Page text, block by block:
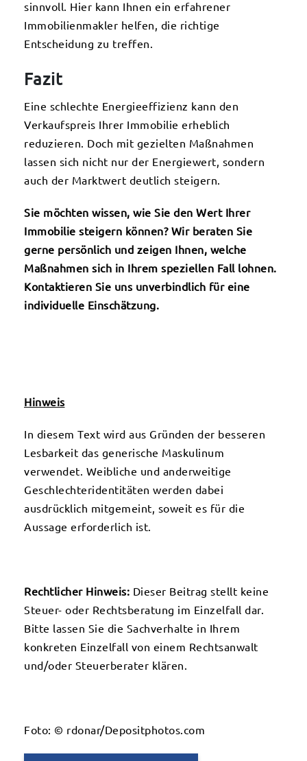
sinnvoll. Hier kann Ihnen ein erfahrener
Immobilienmakler helfen, die richtige
Entscheidung zu treffen.
Fazit
Eine schlechte Energieeffizienz kann den
Verkaufspreis Ihrer Immobilie erheblich
reduzieren. Doch mit gezielten Maßnahmen
lassen sich nicht nur der Energiewert, sondern
auch der Marktwert deutlich steigern.
Sie möchten wissen, wie Sie den Wert Ihrer
Immobilie steigern können? Wir beraten Sie
gerne persönlich und zeigen Ihnen, welche
Maßnahmen sich in Ihrem speziellen Fall lohnen.
Kontaktieren Sie uns unverbindlich für eine
individuelle Einschätzung.
Hinweis
In diesem Text wird aus Gründen der besseren
Lesbarkeit das generische Maskulinum
verwendet. Weibliche und anderweitige
Geschlechteridentitäten werden dabei
ausdrücklich mitgemeint, soweit es für die
Aussage erforderlich ist.
Rechtlicher Hinweis: Dieser Beitrag stellt keine
Steuer- oder Rechtsberatung im Einzelfall dar.
Bitte lassen Sie die Sachverhalte in Ihrem
konkreten Einzelfall von einem Rechtsanwalt
und/oder Steuerberater klären.
Foto: © rdonar/Depositphotos.com